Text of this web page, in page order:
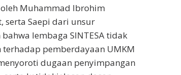
Muhammad Ibrohim
serta Saepi dari unsur
lembaga SINTESA tidak
pemberdayaan UMKM
dugaan penyimpangan